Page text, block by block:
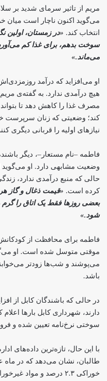
مریم از تاثیر سرمای شدید بر
می‌گوید اکنون ناچار است میان
انتخاب کند. «در زمستان،
سوخت بدهم، برای غذا کم
می‌ماند.»
او می‌افزاید که درآمد
هیچ درآمدی ندارد. به گفته‌ی
مصرف غذا را کاهش دهد تا
کند؛ وضعیتی که زنان سرپرست
نیازهای اولیه را قربانی دیگری
فاطمه –نام مستعار–، دیگر
وضعیت مشابهی دارد. او می‌گوید
حالی که منبع درآمدی ندارد،
کرده است. «قیمت ذغال و گاز
بعضی روزها فقط یک اتاق را
شود.»
فاطمه برای محافظت از
موقتی متوسل شده است. او
می‌پوشند و شب‌ها زودتر
باشد.
در حالی که باشندگان کابل از
دارند، شهرداری کابل بارها
سوختی نرخ‌نامه تعیین شده و
با این حال، تازه‌ترین داده‌های
طالبان، نشان می‌دهد که در ماه